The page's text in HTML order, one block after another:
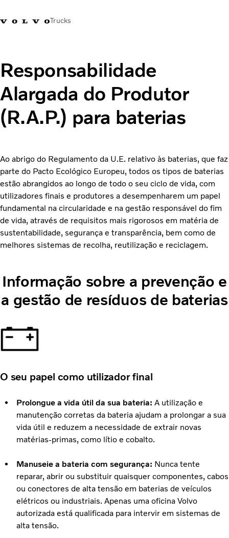
Trucks
Soluções de transporte
Camiões
Usados
Notícias
Sobre Nós
Contacto
Campanhas
Responsabilidade
Alargada do Produtor
(R.A.P.) para baterias
Ao abrigo do Regulamento da U.E. relativo às baterias, que faz
parte do Pacto Ecológico Europeu, todos os tipos de baterias
estão abrangidos ao longo de todo o seu ciclo de vida, com
utilizadores finais e produtores a desempenharem um papel
fundamental na circularidade e na gestão responsável do fim
de vida, através de requisitos mais rigorosos em matéria de
sustentabilidade, segurança e transparência, bem como de
melhores sistemas de recolha, reutilização e reciclagem.
Informação sobre a prevenção e
a gestão de resíduos de baterias
O seu papel como utilizador final
Prolongue a vida útil da sua bateria: A utilização e
manutenção corretas da bateria ajudam a prolongar a sua
vida útil e reduzem a necessidade de extrair novas
matérias-primas, como lítio e cobalto.
Manuseie a bateria com segurança: Nunca tente
reparar, abrir ou substituir quaisquer componentes, cabos
ou conectores de alta tensão em baterias de veículos
elétricos ou industriais. Apenas uma oficina Volvo
autorizada está qualificada para intervir em sistemas de
alta tensão.